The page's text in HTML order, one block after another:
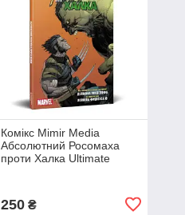
Комікс Mimir Media
Абсолютний Росомаха
проти Халка Ultimate
250₴